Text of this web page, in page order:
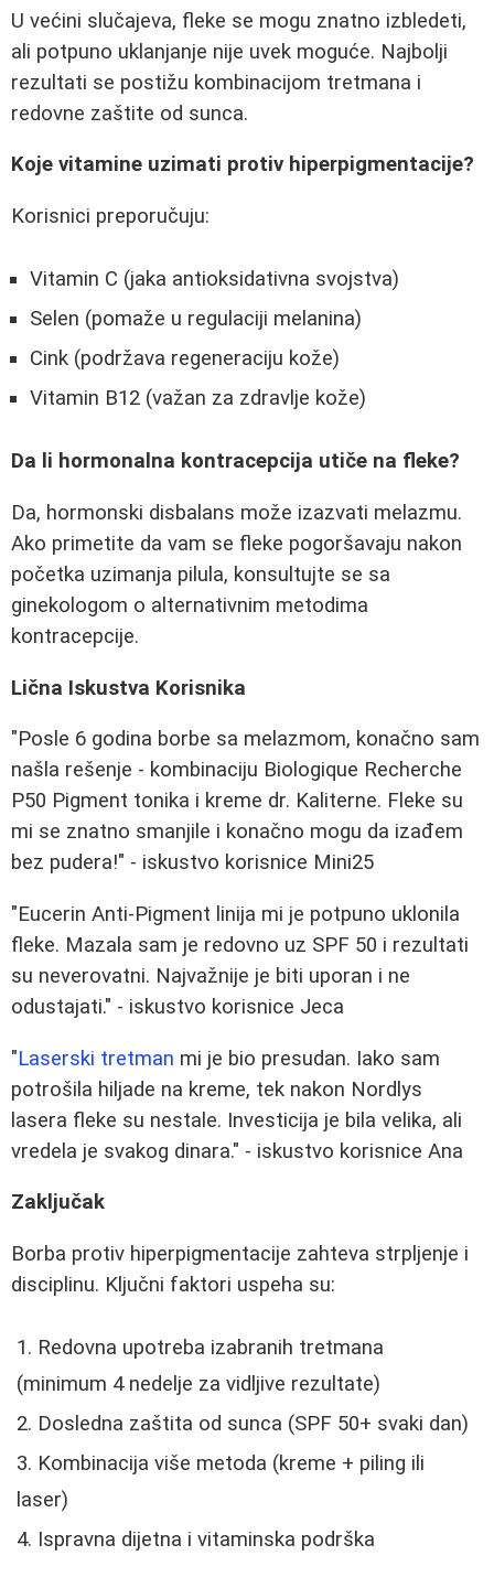
U većini slučajeva, fleke se mogu znatno izbledeti,
ali potpuno uklanjanje nije uvek moguće. Najbolji
rezultati se postižu kombinacijom tretmana i
redovne zaštite od sunca.
Koje vitamine uzimati protiv hiperpigmentacije?
Korisnici preporučuju:
Vitamin C (jaka antioksidativna svojstva)
Selen (pomaže u regulaciji melanina)
Cink (podržava regeneraciju kože)
Vitamin B12 (važan za zdravlje kože)
Da li hormonalna kontracepcija utiče na fleke?
Da, hormonski disbalans može izazvati melazmu.
Ako primetite da vam se fleke pogoršavaju nakon
početka uzimanja pilula, konsultujte se sa
ginekologom o alternativnim metodima
kontracepcije.
Lična Iskustva Korisnika
"Posle 6 godina borbe sa melazmom, konačno sam
našla rešenje - kombinaciju Biologique Recherche
P50 Pigment tonika i kreme dr. Kaliterne. Fleke su
mi se znatno smanjile i konačno mogu da izađem
bez pudera!" - iskustvo korisnice Mini25
"Eucerin Anti-Pigment linija mi je potpuno uklonila
fleke. Mazala sam je redovno uz SPF 50 i rezultati
su neverovatni. Najvažnije je biti uporan i ne
odustajati." - iskustvo korisnice Jeca
"Laserski tretman mi je bio presudan. Iako sam
potrošila hiljade na kreme, tek nakon Nordlys
lasera fleke su nestale. Investicija je bila velika, ali
vredela je svakog dinara." - iskustvo korisnice Ana
Zaključak
Borba protiv hiperpigmentacije zahteva strpljenje i
disciplinu. Ključni faktori uspeha su:
Redovna upotreba izabranih tretmana
(minimum 4 nedelje za vidljive rezultate)
Dosledna zaštita od sunca (SPF 50+ svaki dan)
Kombinacija više metoda (kreme + piling ili
laser)
Ispravna dijetna i vitaminska podrška